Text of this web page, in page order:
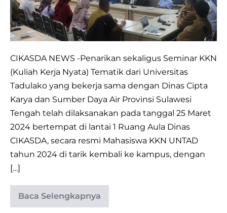
ANGKATAN
107
DARI
TADULAKO
PRIODE
2023/2024
CIKASDA NEWS -Penarikan sekaligus Seminar KKN
(Kuliah Kerja Nyata) Tematik dari Universitas
Tadulako yang bekerja sama dengan Dinas Cipta
Karya dan Sumber Daya Air Provinsi Sulawesi
Tengah telah dilaksanakan pada tanggal 25 Maret
2024 bertempat di lantai 1 Ruang Aula Dinas
CIKASDA, secara resmi Mahasiswa KKN UNTAD
tahun 2024 di tarik kembali ke kampus, dengan
[…]
Baca Selengkapnya
DINAS
CIKASDA